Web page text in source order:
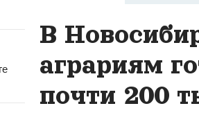
В
аграриям
почти 200